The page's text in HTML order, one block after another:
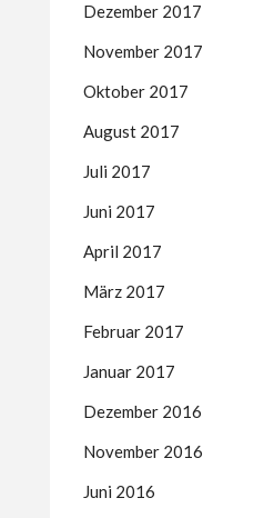
Dezember 2017
November 2017
Oktober 2017
August 2017
Juli 2017
Juni 2017
April 2017
März 2017
Februar 2017
Januar 2017
Dezember 2016
November 2016
Juni 2016